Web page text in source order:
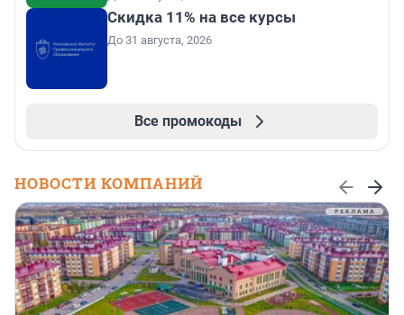
Скидка 11% на все курсы
До 31 августа, 2026
Все промокоды
НОВОСТИ КОМПАНИЙ